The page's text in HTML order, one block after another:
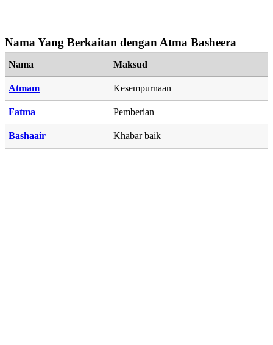
Nama Yang Berkaitan dengan Atma Basheera
Nama Maksud
Atmam Kesempurnaan
Fatma Pemberian
Bashaair Khabar baik